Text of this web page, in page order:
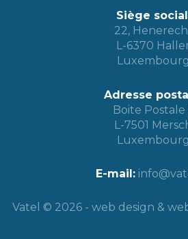
Siège
22,
L-6370
Luxembourg
Adresse
Boite Postale
L-7501
Luxembourg
E-mail:
Vatel © 2026 - web design &